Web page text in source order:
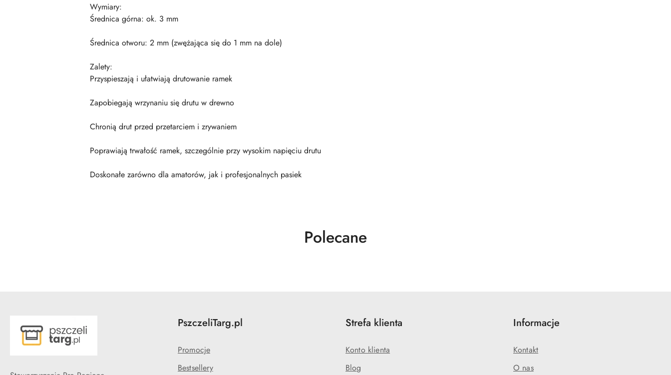
Wymiary:
Średnica górna: ok. 3 mm
Średnica otworu: 2 mm (zwężająca się do 1 mm na dole)
Zalety:
Przyspieszają i ułatwiają drutowanie ramek
Zapobiegają wrzynaniu się drutu w drewno
Chronią drut przed przetarciem i zrywaniem
Poprawiają trwałość ramek, szczególnie przy wysokim napięciu drutu
Doskonałe zarówno dla amatorów, jak i profesjonalnych pasiek
Produkty
Polecane
PszczeliTarg.pl
Promocje
Bestsellery
Strefa klienta
Konto klienta
Blog
Informacje
Kontakt
O nas